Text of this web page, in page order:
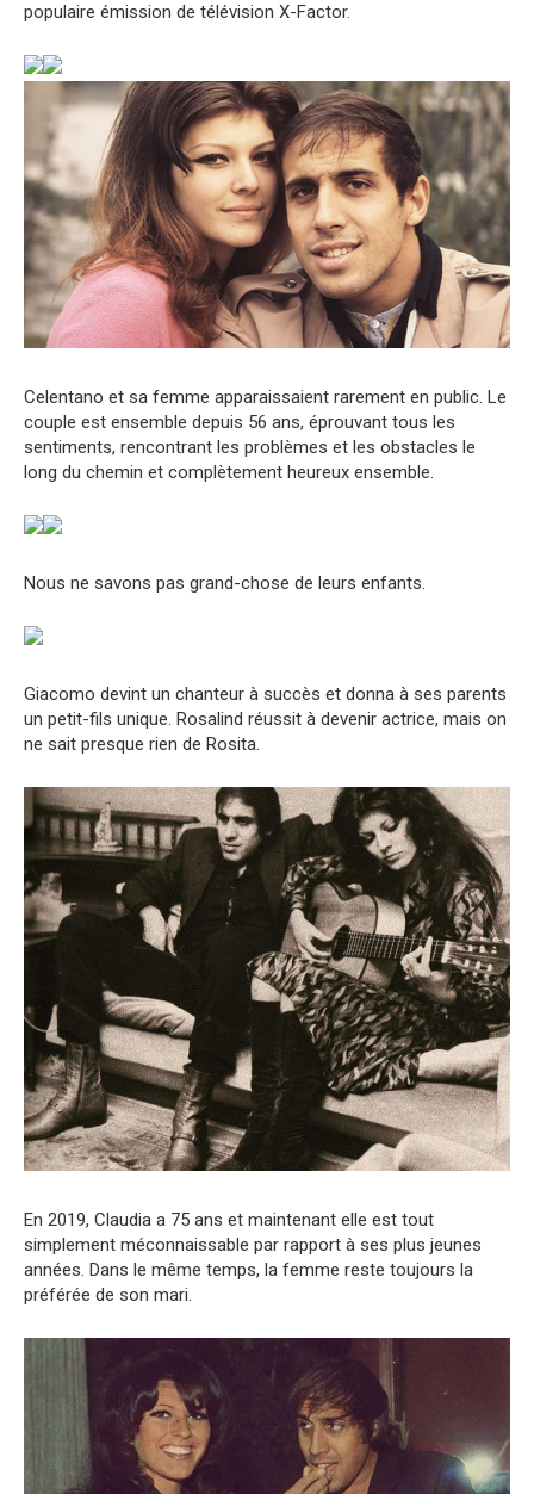
populaire émission de télévision X-Factor.
Celentano et sa femme apparaissaient rarement en public. Le
couple est ensemble depuis 56 ans, éprouvant tous les
sentiments, rencontrant les problèmes et les obstacles le
long du chemin et complètement heureux ensemble.
Nous ne savons pas grand-chose de leurs enfants.
Giacomo devint un chanteur à succès et donna à ses parents
un petit-fils unique. Rosalind réussit à devenir actrice, mais on
ne sait presque rien de Rosita.
En 2019, Claudia a 75 ans et maintenant elle est tout
simplement méconnaissable par rapport à ses plus jeunes
années. Dans le même temps, la femme reste toujours la
préférée de son mari.